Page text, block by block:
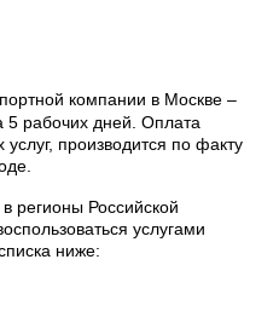
компании в Москве –
5 рабочих дней. Оплата
производится по факту
регионы Российской
услугами
ниже: